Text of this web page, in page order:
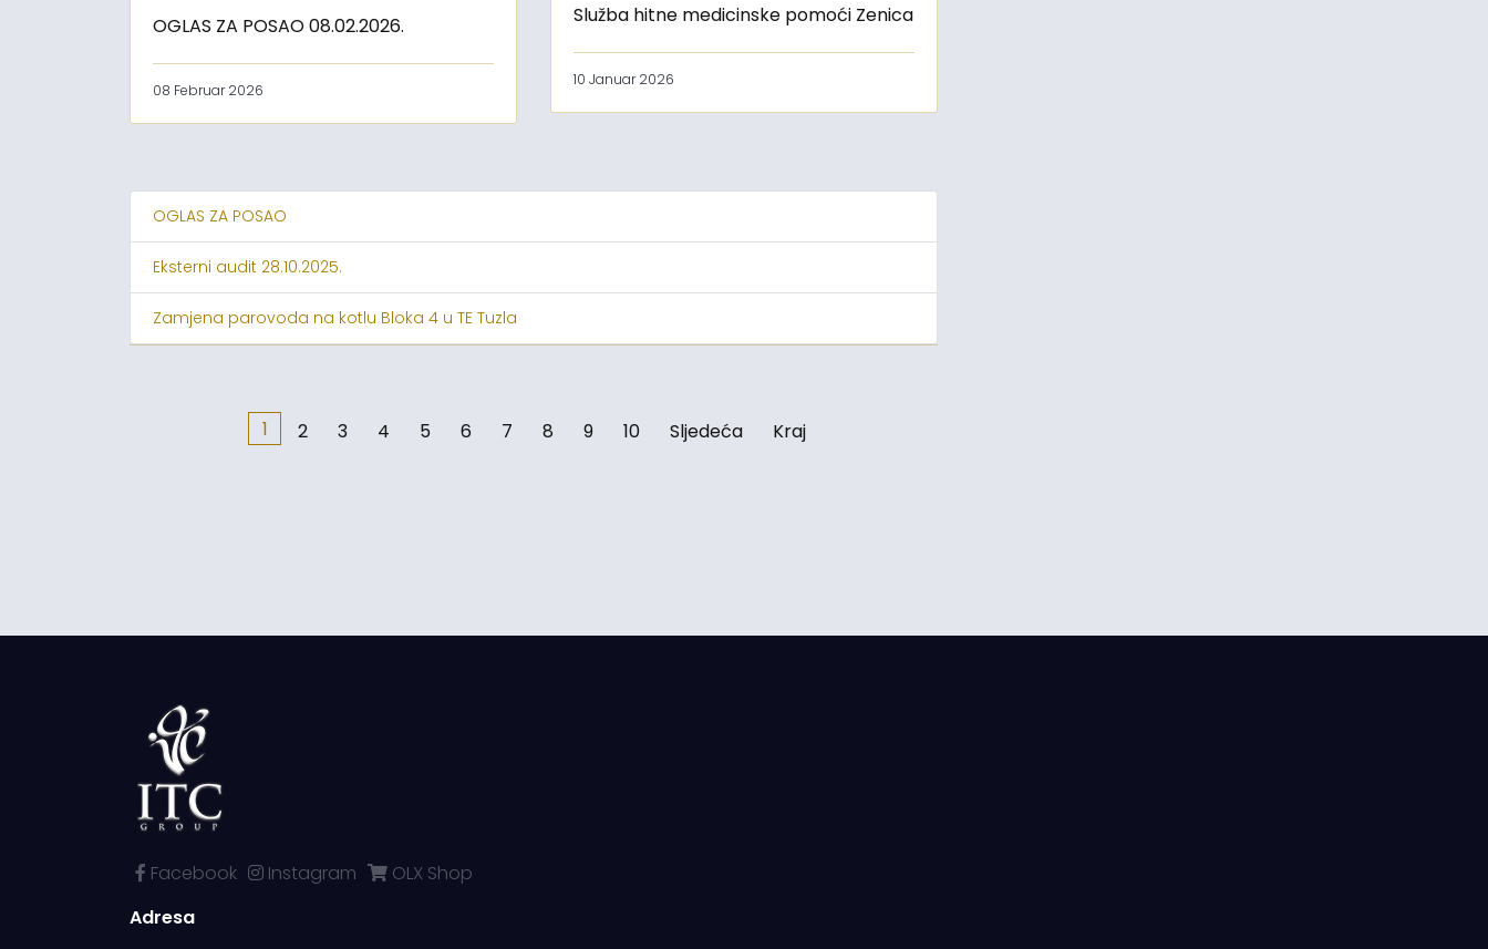
OGLAS ZA POSAO 08.02.2026.
08 Februar 2026
Služba hitne medicinske pomoći Zenica
10 Januar 2026
OGLAS ZA POSAO
Eksterni audit 28.10.2025.
Zamjena parovoda na kotlu Bloka 4 u TE Tuzla
1 2 3 4 5 6 7 8 9 10 Sljedeća Kraj
Facebook Instagram
OLX Shop
Adresa